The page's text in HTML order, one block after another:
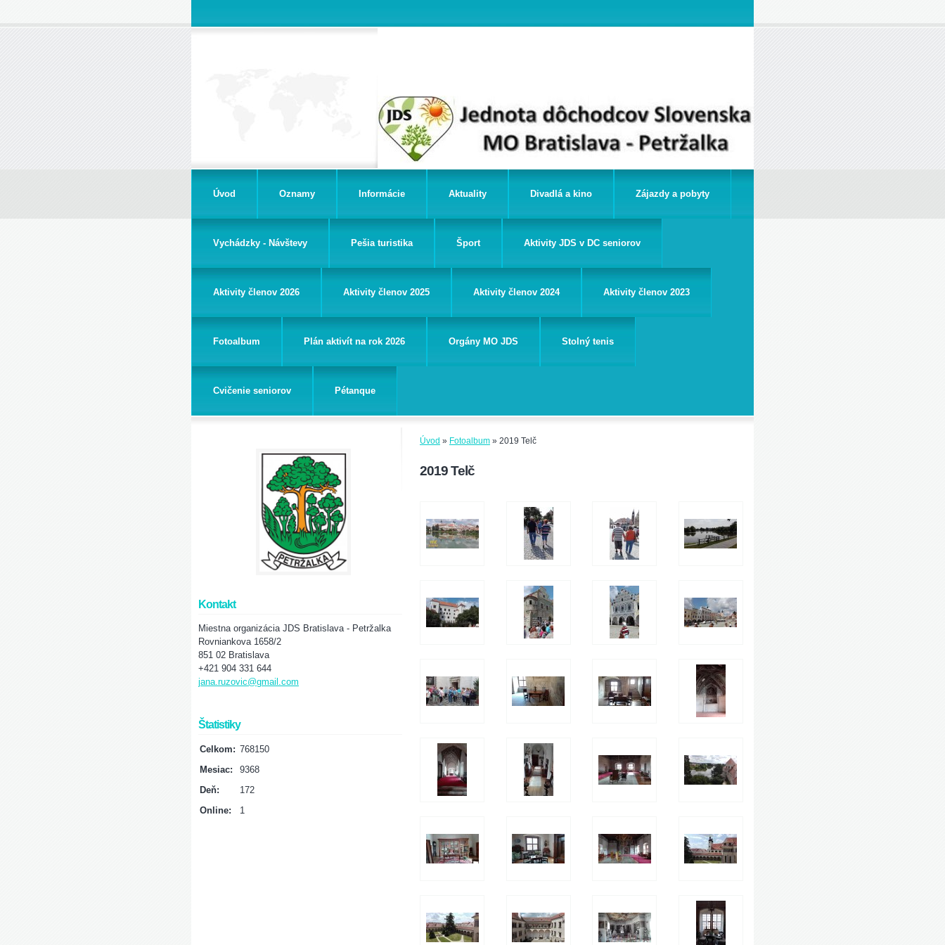
Úvod Oznamy Informácie Aktuality Divadlá a kino Zájazdy a pobyty
Vychádzky - Návštevy Pešia turistika Šport Aktivity JDS v DC seniorov
Aktivity členov 2026 Aktivity členov 2025 Aktivity členov 2024 Aktivity členov 2023
Fotoalbum Plán aktivít na rok 2026 Orgány MO JDS Stolný tenis
Cvičenie seniorov Pétanque
Úvod » Fotoalbum » 2019 Telč
2019 Telč
Kontakt
Miestna organizácia JDS Bratislava - Petržalka
Rovniankova 1658/2
851 02 Bratislava
+421 904 331 644
jana.ruzovic@gmail.com
Štatistiky
Online: 1
Celkom: 768150
Mesiac:
9368
Deň:
172